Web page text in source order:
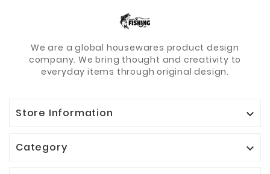
We are a global housewares product design
company. We bring thought and creativity to
everyday items through original design.
Store Information 
Category 